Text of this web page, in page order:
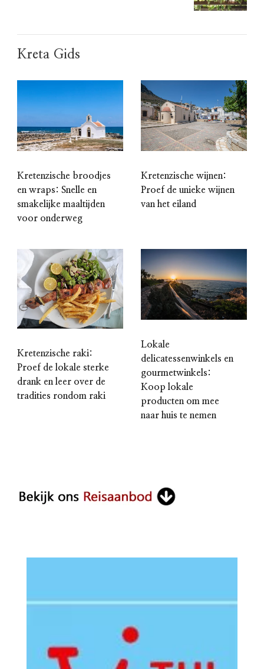
Kreta Gids
Kretenzische broodjes
en wraps: Snelle en
smakelijke maaltijden
voor onderweg
Kretenzische wijnen:
Proef de unieke wijnen
van het eiland
Kretenzische raki:
Proef de lokale sterke
drank en leer over de
tradities rondom raki
Lokale
delicatessenwinkels en
gourmetwinkels:
Koop lokale
producten om mee
naar huis te nemen